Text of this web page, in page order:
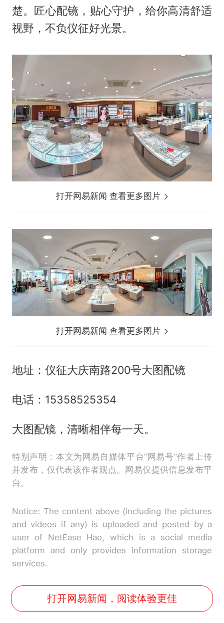
楚。匠心配镜，贴心守护，给你高清舒适
视野，不负仪征好光景。
打开网易新闻 查看更多图片
打开网易新闻 查看更多图片
地址：仪征大庆南路200号大图配镜
电话：15358525354
大图配镜，清晰相伴每一天。
特别声明：本文为网易自媒体平台“网易号”作者上传
并发布，仅代表该作者观点。网易仅提供信息发布平
台。
Notice: The content above (including the pictures
and videos if any) is uploaded and posted by a
user of NetEase Hao, which is a social media
platform and only provides information storage
services.
打开网易新闻，阅读体验更佳